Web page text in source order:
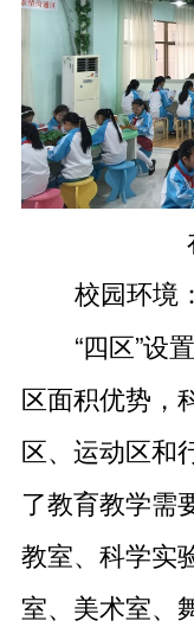
校园环境
“四区”设
区面积优势，
区、运动区和
了教育教学需
教室、科学实
室、美术室、